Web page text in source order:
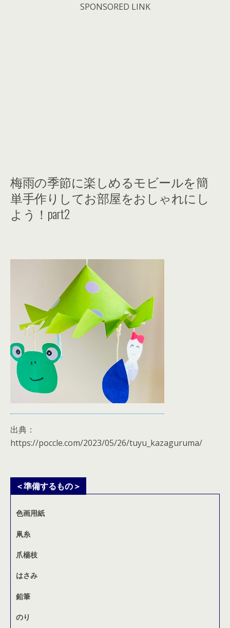
SPONSORED LINK
梅雨の季節に楽しめるモビールを簡
単手作りしてお部屋をおしゃれにし
よう！part2
出典：
https://poccle.com/2023/05/26/tuyu_kazaguruma/
＜準備するもの＞
色画用紙
凧糸
爪楊枝
はさみ
鉛筆
のり